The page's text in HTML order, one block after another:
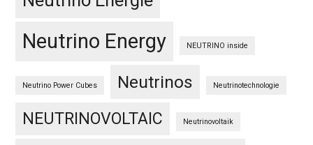
Neutrino Energy NEUTRINO inside
Neutrino Power Cubes Neutrinos Neutrinotechnologie
NEUTRINOVOLTAIC Neutrinovoltaik